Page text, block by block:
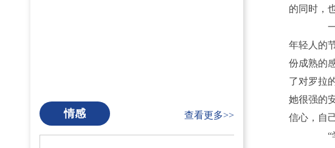
情感 查看更多>>
的同时，
一
年轻人的
份成熟的
了对罗拉
她很强的
信心，自
“学